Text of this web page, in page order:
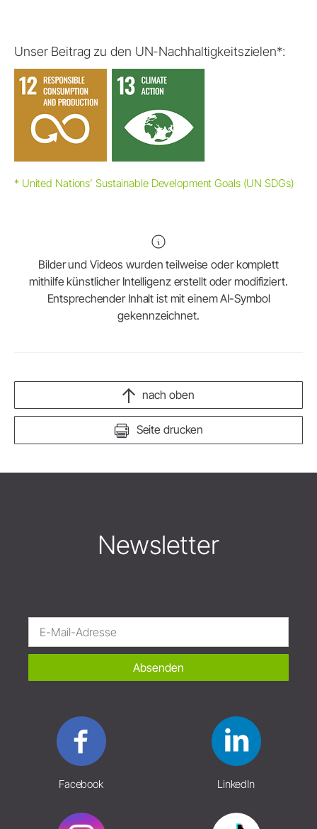
Unser Beitrag zu den UN-Nachhaltigkeitszielen*:
* United Nations’ Sustainable Development Goals (UN SDGs)
Bilder und Videos wurden teilweise oder komplett
mithilfe künstlicher Intelligenz erstellt oder modifiziert.
Entsprechender Inhalt ist mit einem AI-Symbol
gekennzeichnet.
Seite drucken
nach oben
Newsletter
Absenden
Facebook LinkedIn